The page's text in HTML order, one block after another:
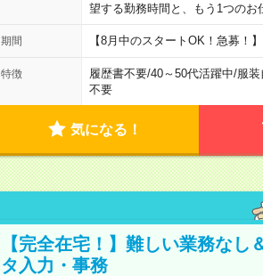
望する勤務時間と、もう1つのお
期間 【8月中のスタートOK！急募！
特徴 履歴書不要/40～50代活躍中/服装
不要
気になる！
【完全在宅！】難しい業務な
タ入力・事務